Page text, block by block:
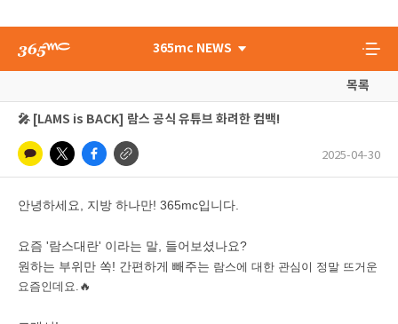
365mc NEWS
목록
🎤 [LAMS is BACK] 람스 공식 유튜브 화려한 컴백!
2025-04-30
안녕하세요, 지방 하나만! 365mc입니다.
요즘 '람스대란' 이라는 말, 들어보셨나요?
원하는 부위만 쏙! 간편하게 빼주는 람스에 대한 관심이 정말 뜨거운
요즘인데요.🔥